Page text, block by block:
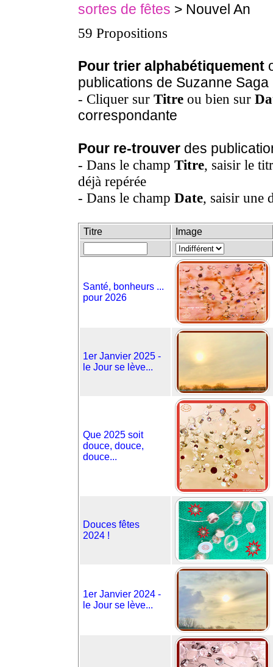
sortes de fêtes > Nouvel An
59 Propositions
Pour trier alphabétiquement
publications de Suzanne
- Cliquer sur Titre ou bien sur
correspondante
Pour re-trouver des
- Dans le champ Titre, saisir le
déjà repérée
- Dans le champ Date, saisir une
Titre Image
Santé, bonheurs ...
pour 2026
1er Janvier 2025 -
le Jour se lève...
Que 2025 soit
douce, douce,
douce...
Douces fêtes
2024 !
1er Janvier 2024 -
le Jour se lève...